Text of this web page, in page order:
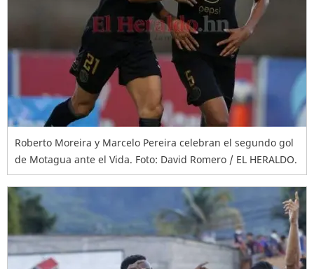
Roberto Moreira y Marcelo Pereira celebran el segundo gol
de Motagua ante el Vida. Foto: David Romero / EL HERALDO.